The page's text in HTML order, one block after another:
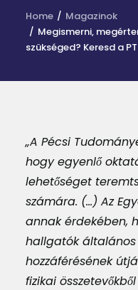
KOLLÉGIUMOK
HÍREK
HU
Home
Magazinok
Megismerni,
szükséged? Keresd a
„A Pécsi
hogy egyenlő
lehetőséget
számára. (…) Az
annak érdekében,
hallgatók általános
hozzáférésének
fizikai